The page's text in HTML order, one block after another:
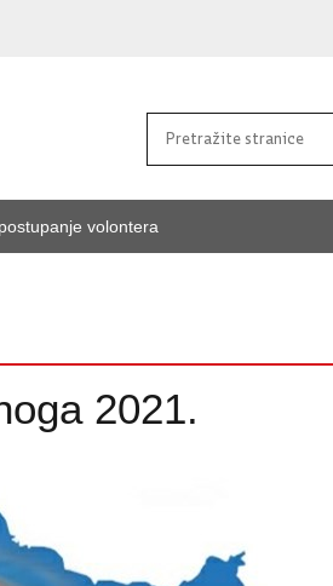
volontera
2021.